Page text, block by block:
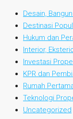
Desain,
Destinasi
Hukum dan
Interior,
Investasi
KPR dan
Rumah
Teknologi
Uncategorized